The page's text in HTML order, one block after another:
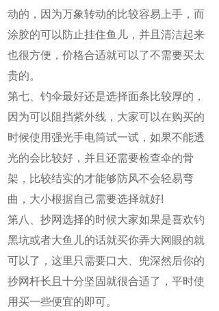
动的，因为万象转动的比较容易上手，而
涂胶的可以防止挂住鱼儿，并且清洁起来
也很方便，价格合适就可以了不需要买太
贵的。
第七、钓伞最好还是选择面条比较厚的，
因为可以阻挡紫外线，大家可以在购买的
时候使用强光手电筒试一试，如果不能透
光的会比较好，并且还需要检查伞的骨
架，比较结实的才能够防风不会轻易弯
曲，大小根据自己需要选择就好!
第八、抄网选择的时候大家如果是喜欢钓
黑坑或者大鱼儿的话就买你弄大网眼的就
可以了，这里只需要口大、兜深然后你的
抄网杆长且十分坚固就很合适了，平时使
用买一些便宜的即可。